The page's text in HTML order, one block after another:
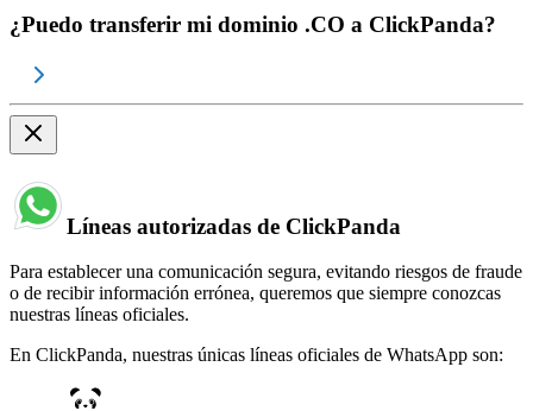
¿Puedo transferir mi dominio .CO a ClickPanda?
Líneas autorizadas de ClickPanda
Para establecer una comunicación segura, evitando riesgos de fraude
o de recibir información errónea, queremos que siempre conozcas
nuestras líneas oficiales.
En ClickPanda, nuestras únicas líneas oficiales de WhatsApp son: